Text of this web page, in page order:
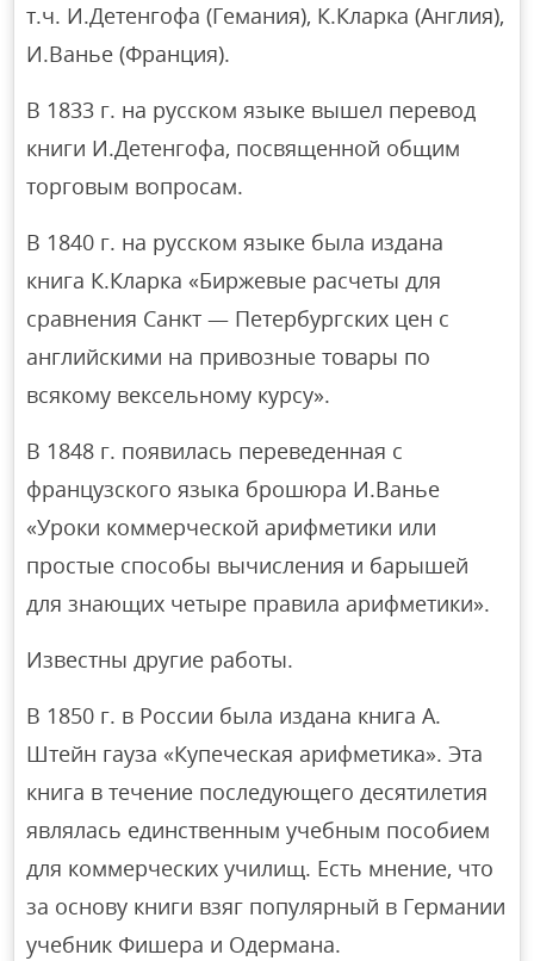
т.ч. И.Детенгофа (Гемания), К.Кларка (Англия),
И.Ванье (Франция).
В 1833 г. на русском языке вышел перевод
книги И.Детенгофа, посвященной общим
торговым вопросам.
В 1840 г. на русском языке была издана
книга К.Кларка «Биржевые расчеты для
сравнения Санкт — Петербургских цен с
английскими на привозные товары по
всякому вексельному курсу».
В 1848 г. появилась переведенная с
французского языка брошюра И.Ванье
«Уроки коммерческой арифметики или
простые способы вычисления и барышей
для знающих четыре правила арифметики».
Известны другие работы.
В 1850 г. в России была издана книга А.
Штейн гауза «Купеческая арифметика». Эта
книга в течение последующего десятилетия
являлась единственным учебным пособием
для коммерческих училищ. Есть мнение, что
за основу книги взяг популярный в Германии
учебник Фишера и Одермана.